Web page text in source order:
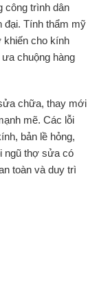
công trình dân
đại. Tính thẩm mỹ
khiến cho kính
chuộng hàng
chữa, thay mới
mẽ. Các lỗi
bản lề hỏng,
ngũ thợ sửa có
toàn và duy trì